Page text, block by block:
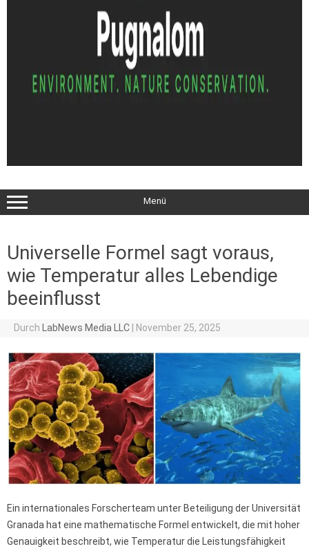
Menü
Universelle Formel sagt voraus,
wie Temperatur alles Lebendige
beeinflusst
Durch LabNews Media LLC November 25, 2025
Ein internationales Forscherteam unter Beteiligung der Universität
Granada hat eine mathematische Formel entwickelt, die mit hoher
Genauigkeit beschreibt, wie Temperatur die Leistungsfähigkeit